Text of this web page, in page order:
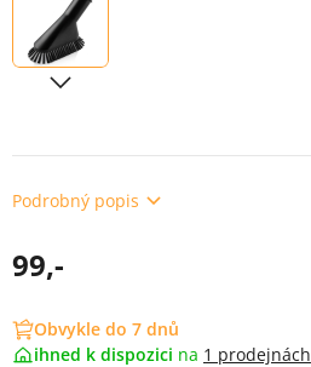
Podrobný popis
99,-
Obvykle do 7 dnů
ihned k dispozici na 1 prodejnách